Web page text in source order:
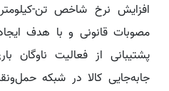
افزایش نرخ شاخص تن-
مصوبات قانونی و با هدف
پشتیبانی از فعالیت ناوگان
جابه‌جایی کالا در شبکه